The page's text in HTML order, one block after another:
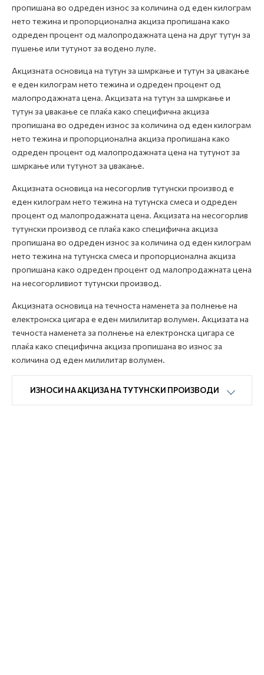
пропишана во одреден износ за количина од еден килограм
нето тежина и пропорционална акциза пропишана како
одреден процент од малопродажната цена на друг тутун за
пушење или тутунот за водено луле.
Акцизната основица на тутун за шмркање и тутун за џвакање
е еден килограм нето тежина и одреден процент од
малопродажната цена. Акцизата на тутун за шмркање и
тутун за џвакање се плаќа како специфична акциза
пропишана во одреден износ за количина од еден килограм
нето тежина и пропорционална акциза пропишана како
одреден процент од малопродажната цена на тутунот за
шмркање или тутунот за џвакање.
Акцизната основица на несогорлив тутунски производ е
еден килограм нето тежина на тутунска смеса и одреден
процент од малопродажната цена. Акцизата на несогорлив
тутунски производ се плаќа како специфична акциза
пропишана во одреден износ за количина од еден килограм
нето тежина на тутунска смеса и пропорционална акциза
пропишана како одреден процент од малопродажната цена
на несогорливиот тутунски производ.
Акцизната основица на течноста наменета за полнење на
електронска цигара е еден милилитар волумен. Акцизата на
течноста наменета за полнење на електронска цигара се
плаќа како специфична акциза пропишана во износ за
количина од еден милилитар волумен.
ИЗНОСИ НА АКЦИЗА НА ТУТУНСКИ ПРОИЗВОДИ